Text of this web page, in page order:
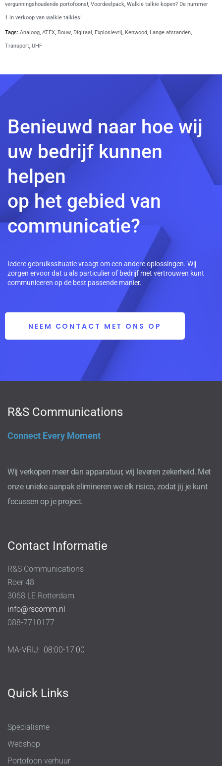
vergunningshoudende portofoons!, Voordeelpack, Walkie talkie kopen? De nummer
1 in verkoop van walkie talkies!
Tags: Analoog, ATEX, Bouw, Digitaal , Explosievrij, Kenwood, Lange afstanden,
Transport, UHF
Benieuwd naar hoe wij
uw bedrijf kunnen
helpen
op het gebied van
communicatie?
Iedere gebruikssituatie vraagt om een andere oplossingen. Wij
zorgen ervoor dat u als particulier of bedrijf met vertrouwen kunt
communiceren op de best passende manier.
NEEM CONTACT MET ONS OP
R&S Communications
Connect Every Moment
Wij verkopen meer dan apparatuur, wij leveren zekerheid. Met
onze unieke aanpak elimineren we elk risico, zodat jij je kunt
focussen op je project.
Contact Informatie
R&S Communications
Roer 48
3068 LE Rotterdam
info@rscomm.nl
088-7710177
MA-VRIJ: 08:00-17:00
Quick Links
Specialisme
Webshop
Portofoon verhuur